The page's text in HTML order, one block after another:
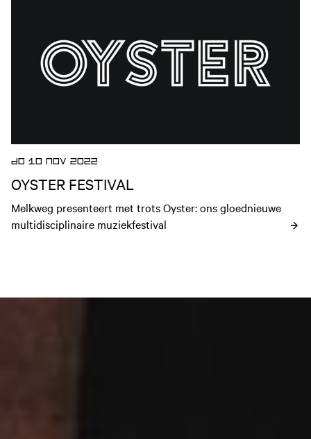
DO 10 NOV 2022
OYSTER FESTIVAL
Melkweg presenteert met trots Oyster: ons gloednieuwe
multidisciplinaire muziekfestival